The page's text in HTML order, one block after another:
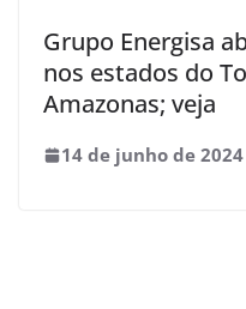
Grupo Energisa
nos estados do
Amazonas; veja
14 de junho de 2024